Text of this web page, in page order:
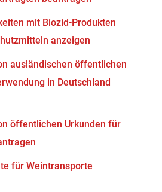
mit Biozid-Produkten
anzeigen
ausländischen öffentlichen
in Deutschland
öffentlichen Urkunden für
für Weintransporte